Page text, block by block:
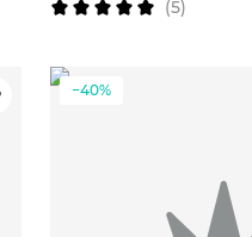
(5)
−40%